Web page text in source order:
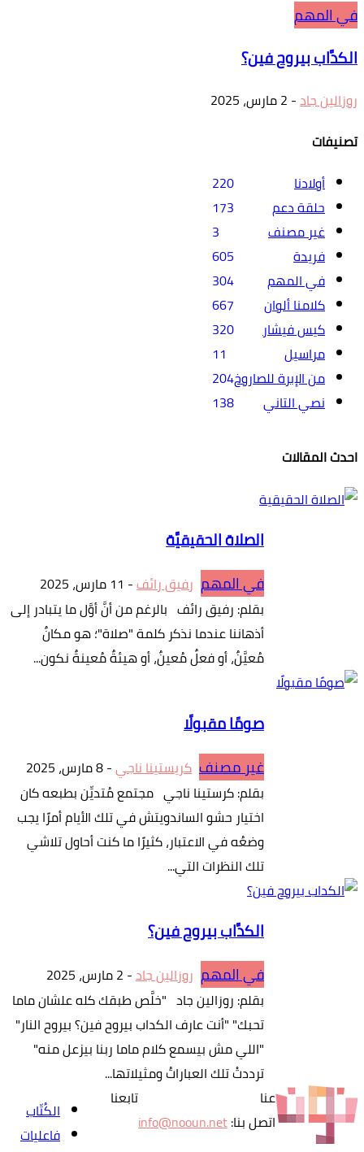
في المهم
الكدَّاب بيروح فين؟
روزالين جاد- 2 مارس، 2025
تصنيفات
أولادنا
220
حلقة دعم
173
غير مصنف
3
فريدة
605
في المهم
304
كلامنا ألوان
667
كيس فيشار
320
مراسيل
11
من الإبرة للصاروخ204
نصي التاني
138
احدث المقالات
الصلاة الحقيقيَّة
في المهم رفيق رائف- 11 مارس، 2025
بقلم: رفيق رائف بالرغم من أنَّ أوَّل ما يتبادر إلى
أذهاننا عندما نذكر كلمة "صلاة"؛ هو مكانٌ
مُعيَّنٌ، أو فعلٌ مُعينٌ، أو هيئةٌ مُعينةٌ نكون...
صومًا مقبولًا
غير مصنف كريستينا ناجي-8 مارس، 2025
بقلم: كرستينا ناجي مجتمع مُتديِّن بطبعه كان
اختيار حشو الساندويتش في تلك الأيام أمرًا يجب
وضعُه في الاعتبار، كثيرًا ما كنت أحاول تلاشي
تلك النظرات التي...
الكدَّاب بيروح فين؟
في المهم روزالين جاد- 2 مارس، 2025
بقلم: روزالين جاد "خلَّص طبقك كله علشان ماما
تحبك" "أنت عارف الكداب بيروح فين؟ بيروح النار"
"اللي مش بيسمع كلام ماما ربنا بيزعل منه"
ترددتْ تلك العباراتُ ومثيلاتها...
عنا
اتصل بنا:info@nooun.net
تابعنا
الكُتّاب
فاعليات